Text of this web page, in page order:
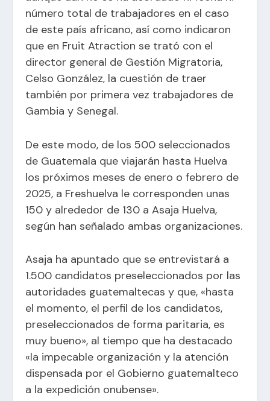
número total de trabajadores en el caso
de este país africano, así como indicaron
que en Fruit Atraction se trató con el
director general de Gestión Migratoria,
Celso González, la cuestión de traer
también por primera vez trabajadores de
Gambia y Senegal.
De este modo, de los 500 seleccionados
de Guatemala que viajarán hasta Huelva
los próximos meses de enero o febrero de
2025, a Freshuelva le corresponden unas
150 y alrededor de 130 a Asaja Huelva,
según han señalado ambas organizaciones.
Asaja ha apuntado que se entrevistará a
1.500 candidatos preseleccionados por las
autoridades guatemaltecas y que, «hasta
el momento, el perfil de los candidatos,
preseleccionados de forma paritaria, es
muy bueno», al tiempo que ha destacado
«la impecable organización y la atención
dispensada por el Gobierno guatemalteco
a la expedición onubense».